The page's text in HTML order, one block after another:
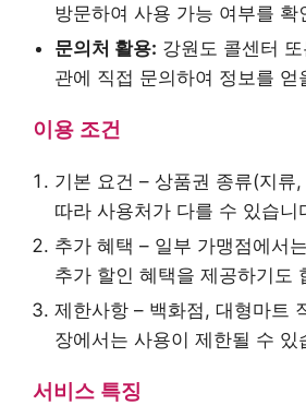
방문하여 사용 가능 여부를 확
문의처 활용: 강원도 콜센터
관에 직접 문의하여 정보를 얻
이용 조건
기본 요건 – 상품권 종류(지류
따라 사용처가 다를 수 있습니
추가 혜택 – 일부 가맹점에서
추가 할인 혜택을 제공하기도
제한사항 – 백화점, 대형마트
장에서는 사용이 제한될 수 있
서비스 특징